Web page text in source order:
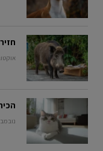
אוקטובר
נובמבר 14,